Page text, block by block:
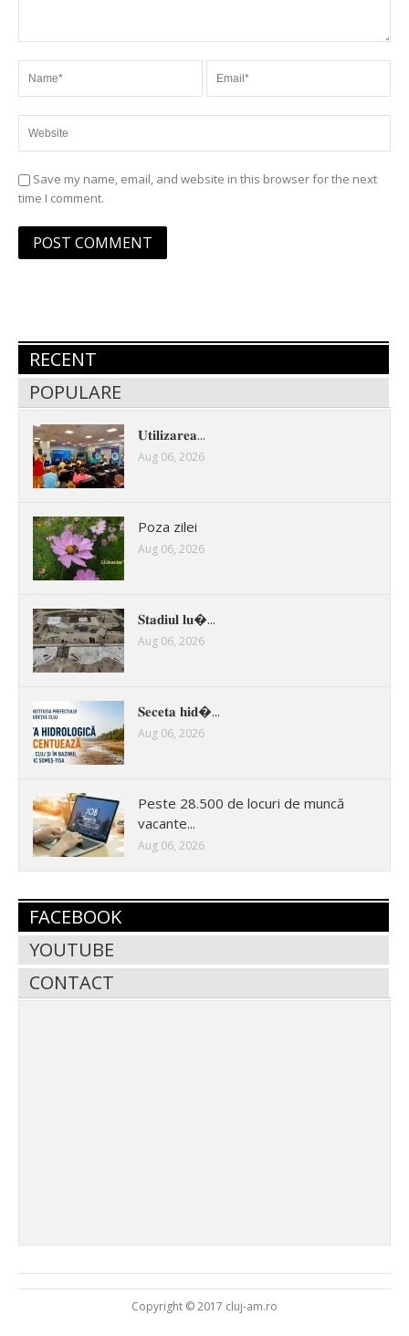
Save my name, email, and website in this browser for the next
time I comment.
RECENT
POPULARE
𝐔𝐭𝐢𝐥𝐢𝐳𝐚𝐫𝐞𝐚...
Aug 06, 2026
Poza zilei
Aug 06, 2026
𝐒𝐭𝐚𝐝𝐢𝐮𝐥 𝐥𝐮�...
Aug 06, 2026
𝐒𝐞𝐜𝐞𝐭𝐚 𝐡𝐢𝐝�...
Aug 06, 2026
Peste 28.500 de locuri de muncă
vacante...
Aug 06, 2026
FACEBOOK
YOUTUBE
CONTACT
Copyright © 2017 cluj-am.ro